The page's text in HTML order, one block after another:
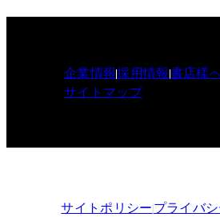
企業情報採用情報書店様
サイトマップ
サイトポリシープライバ